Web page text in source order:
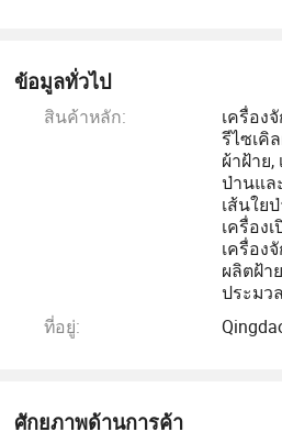
ให้คุณภาพแต่ยังให้คุณภาพของเส้น
ด้วย หวังว่าเราจะสามารถร่วมมือกั
ข้อมูลทั่วไป
สินค้าหลัก:
เครื่อง
รีไซเคิ
ผ้าฝ้าย
ป่านแล
เส้นใย
เครื่อง
เครื่อง
ผลิตฝ้า
ประมว
ที่อยู่:
ศักยภาพด้านการค้า